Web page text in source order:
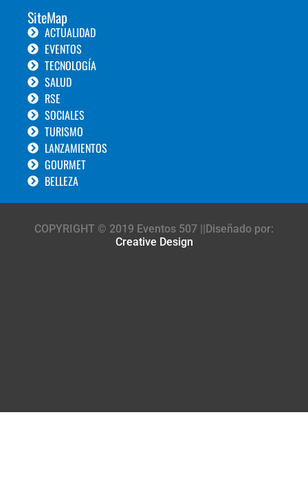
SiteMap
ACTUALIDAD
EVENTOS
TECNOLOGÍA
SALUD
RSE
SOCIALES
TURISMO
LANZAMIENTOS
GOURMET
BELLEZA
COPYRIGHT © 2019 Eventos 507 ||Diseñado por:
Creative Design